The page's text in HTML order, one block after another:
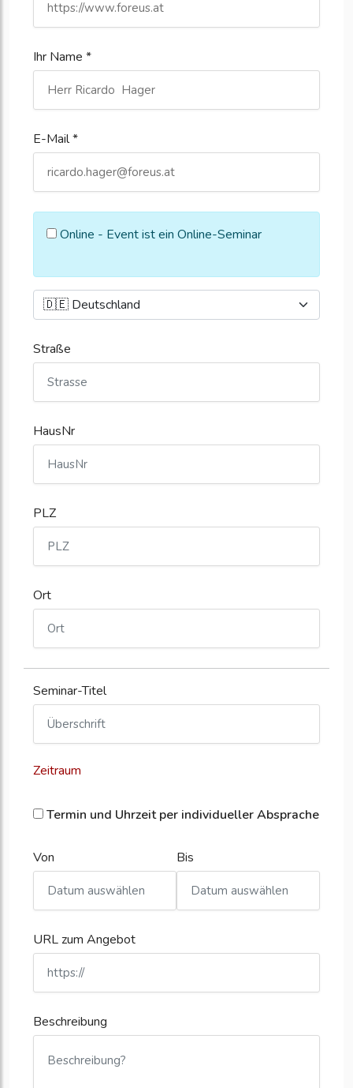
Ihr Name *
E-Mail *
Online - Event ist ein Online-Seminar
Straße
HausNr
PLZ
Ort
Seminar-Titel
Zeitraum
Termin und Uhrzeit per individueller Absprache
Von Bis
URL zum Angebot
Beschreibung